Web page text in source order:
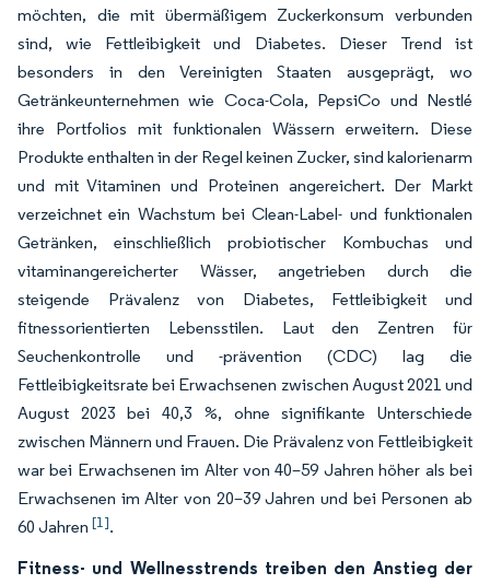
möchten, die mit übermäßigem Zuckerkonsum verbunden
sind, wie Fettleibigkeit und Diabetes. Dieser Trend ist
besonders in den Vereinigten Staaten ausgeprägt, wo
Getränkeunternehmen wie Coca-Cola, PepsiCo und Nestlé
ihre Portfolios mit funktionalen Wässern erweitern. Diese
Produkte enthalten in der Regel keinen Zucker, sind kalorienarm
und mit Vitaminen und Proteinen angereichert. Der Markt
verzeichnet ein Wachstum bei Clean-Label- und funktionalen
Getränken, einschließlich probiotischer Kombuchas und
vitaminangereicherter Wässer, angetrieben durch die
steigende Prävalenz von Diabetes, Fettleibigkeit und
fitnessorientierten Lebensstilen. Laut den Zentren für
Seuchenkontrolle und -prävention (CDC) lag die
Fettleibigkeitsrate bei Erwachsenen zwischen August 2021 und
August 2023 bei 40,3 %, ohne signifikante Unterschiede
zwischen Männern und Frauen. Die Prävalenz von Fettleibigkeit
war bei Erwachsenen im Alter von 40–59 Jahren höher als bei
Erwachsenen im Alter von 20–39 Jahren und bei Personen ab
60 Jahren [1].
Fitness- und Wellnesstrends treiben den Anstieg der